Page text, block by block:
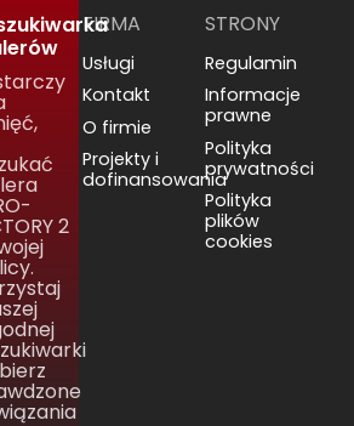
FIRMA
Usługi
Kontakt
O firmie
Projekty i
dofinansowania
STRONY
Regulamin
Informacje
prawne
Polityka
prywatności
Polityka
plików
cookies
2